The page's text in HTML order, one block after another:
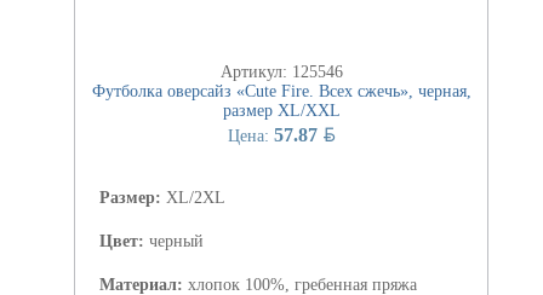
Артикул: 125546
Футболка оверсайз «Cute Fire. Всех сжечь», черная,
размер XL/XXL
Цена: 57.87 BYN
Размер: XL/2XL
Цвет: черный
Материал: хлопок 100%, гребенная пряжа